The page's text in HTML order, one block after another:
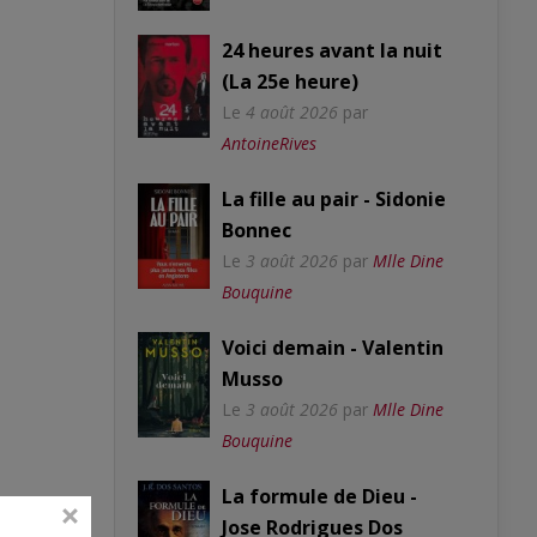
24 heures avant la nuit
(La 25e heure)
Le 4 août 2026 par
AntoineRives
La fille au pair - Sidonie
Bonnec
Le 3 août 2026 par Mlle Dine
Bouquine
Voici demain - Valentin
Musso
Le 3 août 2026 par Mlle Dine
Bouquine
La formule de Dieu -
Jose Rodrigues Dos